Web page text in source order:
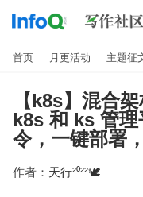
首页 月更活动 主题征
【k8s】混合
k8s 和 ks 管
令，一键部署
作者： 天行²⁰²²🕊